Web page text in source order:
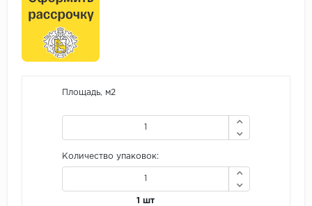
Площадь, м2
Количество упаковок:
1 шт